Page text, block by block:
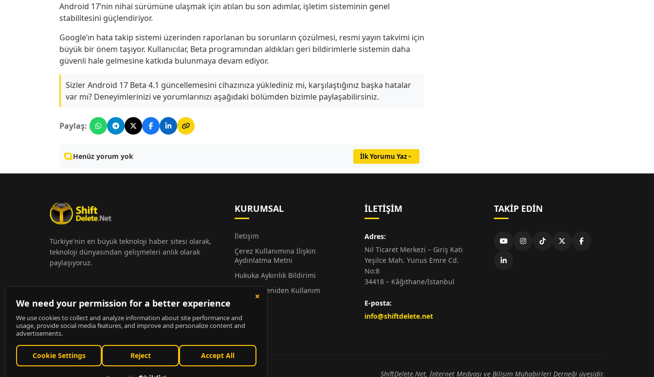
Android 17’nin nihai sürümüne ulaşmak için atılan bu son adımlar, işletim sisteminin genel
stabilitesini güçlendiriyor.
Google’ın hata takip sistemi üzerinden raporlanan bu sorunların çözülmesi, resmi yayın takvimi için
büyük bir önem taşıyor. Kullanıcılar, Beta programından aldıkları geri bildirimlerle sistemin daha
güvenli hale gelmesine katkıda bulunmaya devam ediyor.
Sizler Android 17 Beta 4.1 güncellemesini cihazınıza yüklediniz mi, karşılaştığınız başka hatalar
var mı? Deneyimlerinizi ve yorumlarınızı aşağıdaki bölümden bizimle paylaşabilirsiniz.
Paylaş:
Henüz yorum yok İlk Yorumu Yaz
Türkiye'nin en büyük teknoloji haber sitesi olarak,
teknoloji dünyasından gelişmeleri anlık olarak
paylaşıyoruz.
KURUMSAL
İletişim
Çerez Kullanımına İlişkin
Aydınlatma Metni
Hukuka Aykırılık Bildirimi
Alıntı ve Yeniden Kullanım
Hakkında
Künye
İLETIŞIM
Adres:
Nil Ticaret Merkezi – Giriş Katı
Yeşilce Mah. Yunus Emre Cd.
No:8
34418 – Kâğıthane/İstanbul
E-posta:
info@shiftdelete.net
TAKIP EDIN
ShiftDelete.Net - Tüm hakları saklıdır. ShiftDelete.Net, İnternet Medyası ve Bilişim Muhabirleri Derneği üyesidir.